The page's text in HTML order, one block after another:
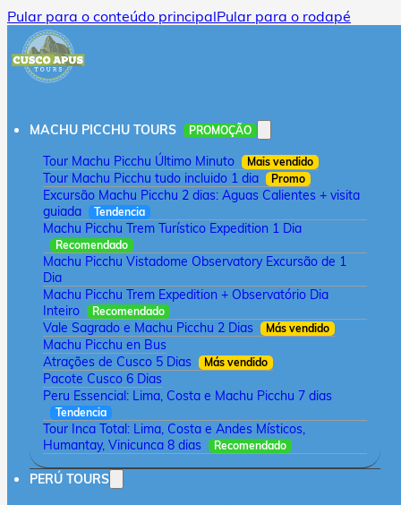
Pular para o conteúdo principalPular para o rodapé
MACHU PICCHU TOURS PROMOÇÃO
Tour Machu Picchu Último Minuto Mais vendido
Tour Machu Picchu tudo incluido 1 dia Promo
Excursão Machu Picchu 2 dias: Aguas Calientes + visita
guiada
Tendencia
Machu Picchu Trem Turístico Expedition 1 Dia
Recomendado
Machu Picchu Vistadome Observatory Excursão de 1
Dia
Machu Picchu Trem Expedition + Observatório Dia
Inteiro
Recomendado
Vale Sagrado e Machu Picchu 2 Dias Más vendido
Machu Picchu en Bus
Atrações de Cusco 5 Dias
Más vendido
Pacote Cusco 6 Dias
Peru Essencial: Lima, Costa e Machu Picchu 7 dias
Tendencia
Tour Inca Total: Lima, Costa e Andes Místicos,
Humantay, Vinicunca 8 dias
Recomendado
PERÚ TOURS